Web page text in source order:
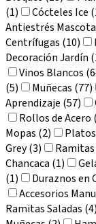
(1)
Cócteles Ice
Antiestrés
Centrífugas (10)
Decoración Jardín
Vinos Blancos
(5)
Muñecas (77)
Aprendizaje (57)
Rollos de Acero
Mopas (2)
Grey (3)
Ramitas
Chancaca (1)
(1)
Duraznos en
Accesorios
Ramitas Saladas (4)